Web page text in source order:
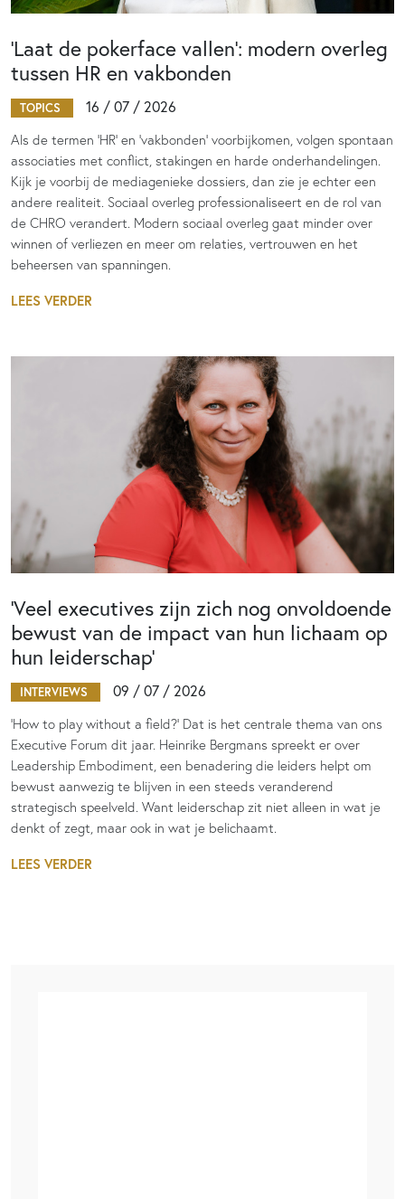
‘Laat de pokerface vallen’: modern overleg
tussen HR en vakbonden
TOPICS 16 / 07 / 2026
Als de termen 'HR' en 'vakbonden' voorbijkomen, volgen spontaan
associaties met conflict, stakingen en harde onderhandelingen.
Kijk je voorbij de mediagenieke dossiers, dan zie je echter een
andere realiteit. Sociaal overleg professionaliseert en de rol van
de CHRO verandert. Modern sociaal overleg gaat minder over
winnen of verliezen en meer om relaties, vertrouwen en het
beheersen van spanningen.
LEES VERDER
‘Veel executives zijn zich nog onvoldoende
bewust van de impact van hun lichaam op
hun leiderschap’
INTERVIEWS 09 / 07 / 2026
‘How to play without a field?’ Dat is het centrale thema van ons
Executive Forum dit jaar. Heinrike Bergmans spreekt er over
Leadership Embodiment, een benadering die leiders helpt om
bewust aanwezig te blijven in een steeds veranderend
strategisch speelveld. Want leiderschap zit niet alleen in wat je
denkt of zegt, maar ook in wat je belichaamt.
LEES VERDER